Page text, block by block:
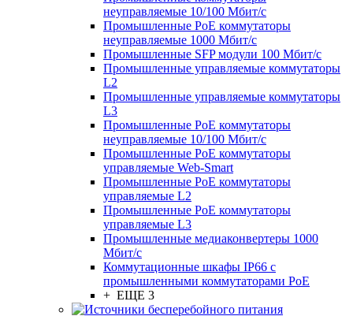
неуправляемые 10/100 Мбит/с
Промышленные PoE коммутаторы
неуправляемые 1000 Мбит/с
Промышленные SFP модули 100 Мбит/c
Промышленные управляемые коммутаторы
L2
Промышленные управляемые коммутаторы
L3
Промышленные PoE коммутаторы
неуправляемые 10/100 Мбит/с
Промышленные PoE коммутаторы
управляемые Web-Smart
Промышленные PoE коммутаторы
управляемые L2
Промышленные PoE коммутаторы
управляемые L3
Промышленные медиаконвертеры 1000
Мбит/с
Коммутационные шкафы IP66 c
промышленными коммутаторами PoE
+ ЕЩЕ 3